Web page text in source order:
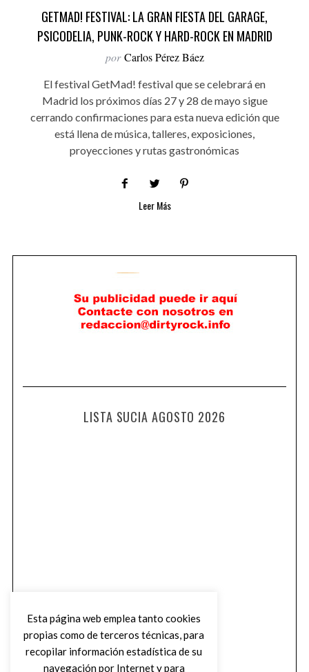
GETMAD! FESTIVAL: LA GRAN FIESTA DEL GARAGE,
PSICODELIA, PUNK-ROCK Y HARD-ROCK EN MADRID
por Carlos Pérez Báez
El festival GetMad! festival que se celebrará en
Madrid los próximos días 27 y 28 de mayo sigue
cerrando confirmaciones para esta nueva edición que
está llena de música, talleres, exposiciones,
proyecciones y rutas gastronómicas
Leer Más
LISTA SUCIA AGOSTO 2026
Esta página web emplea tanto cookies
propias como de terceros técnicas, para
recopilar información estadística de su
navegación por Internet y para